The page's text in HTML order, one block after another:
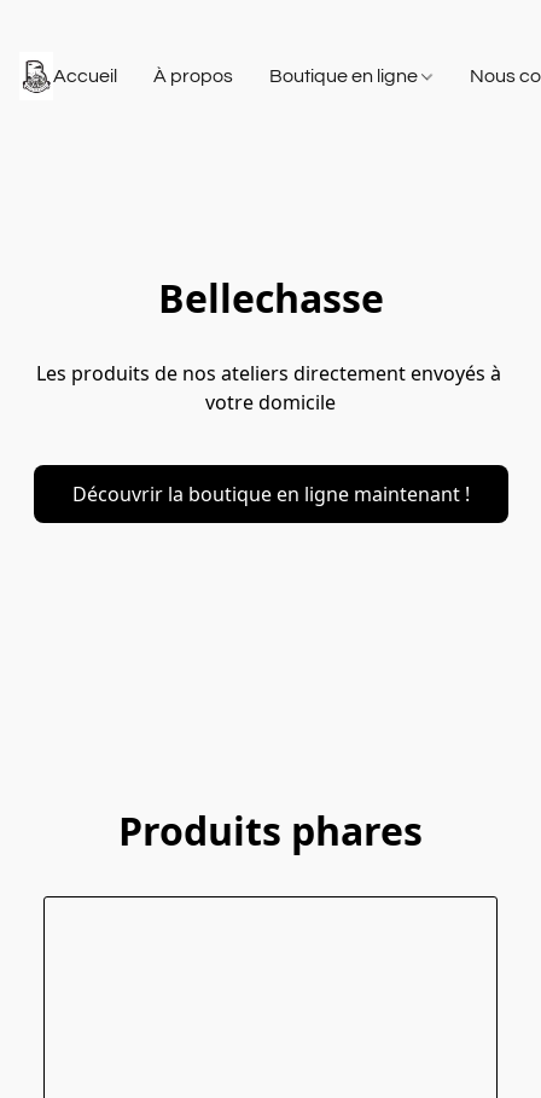
Accueil À propos Boutique en ligne Nous
Bellechasse
Les produits de nos ateliers directement envoyés à
votre domicile
Découvrir la boutique en ligne maintenant !
Produits phares